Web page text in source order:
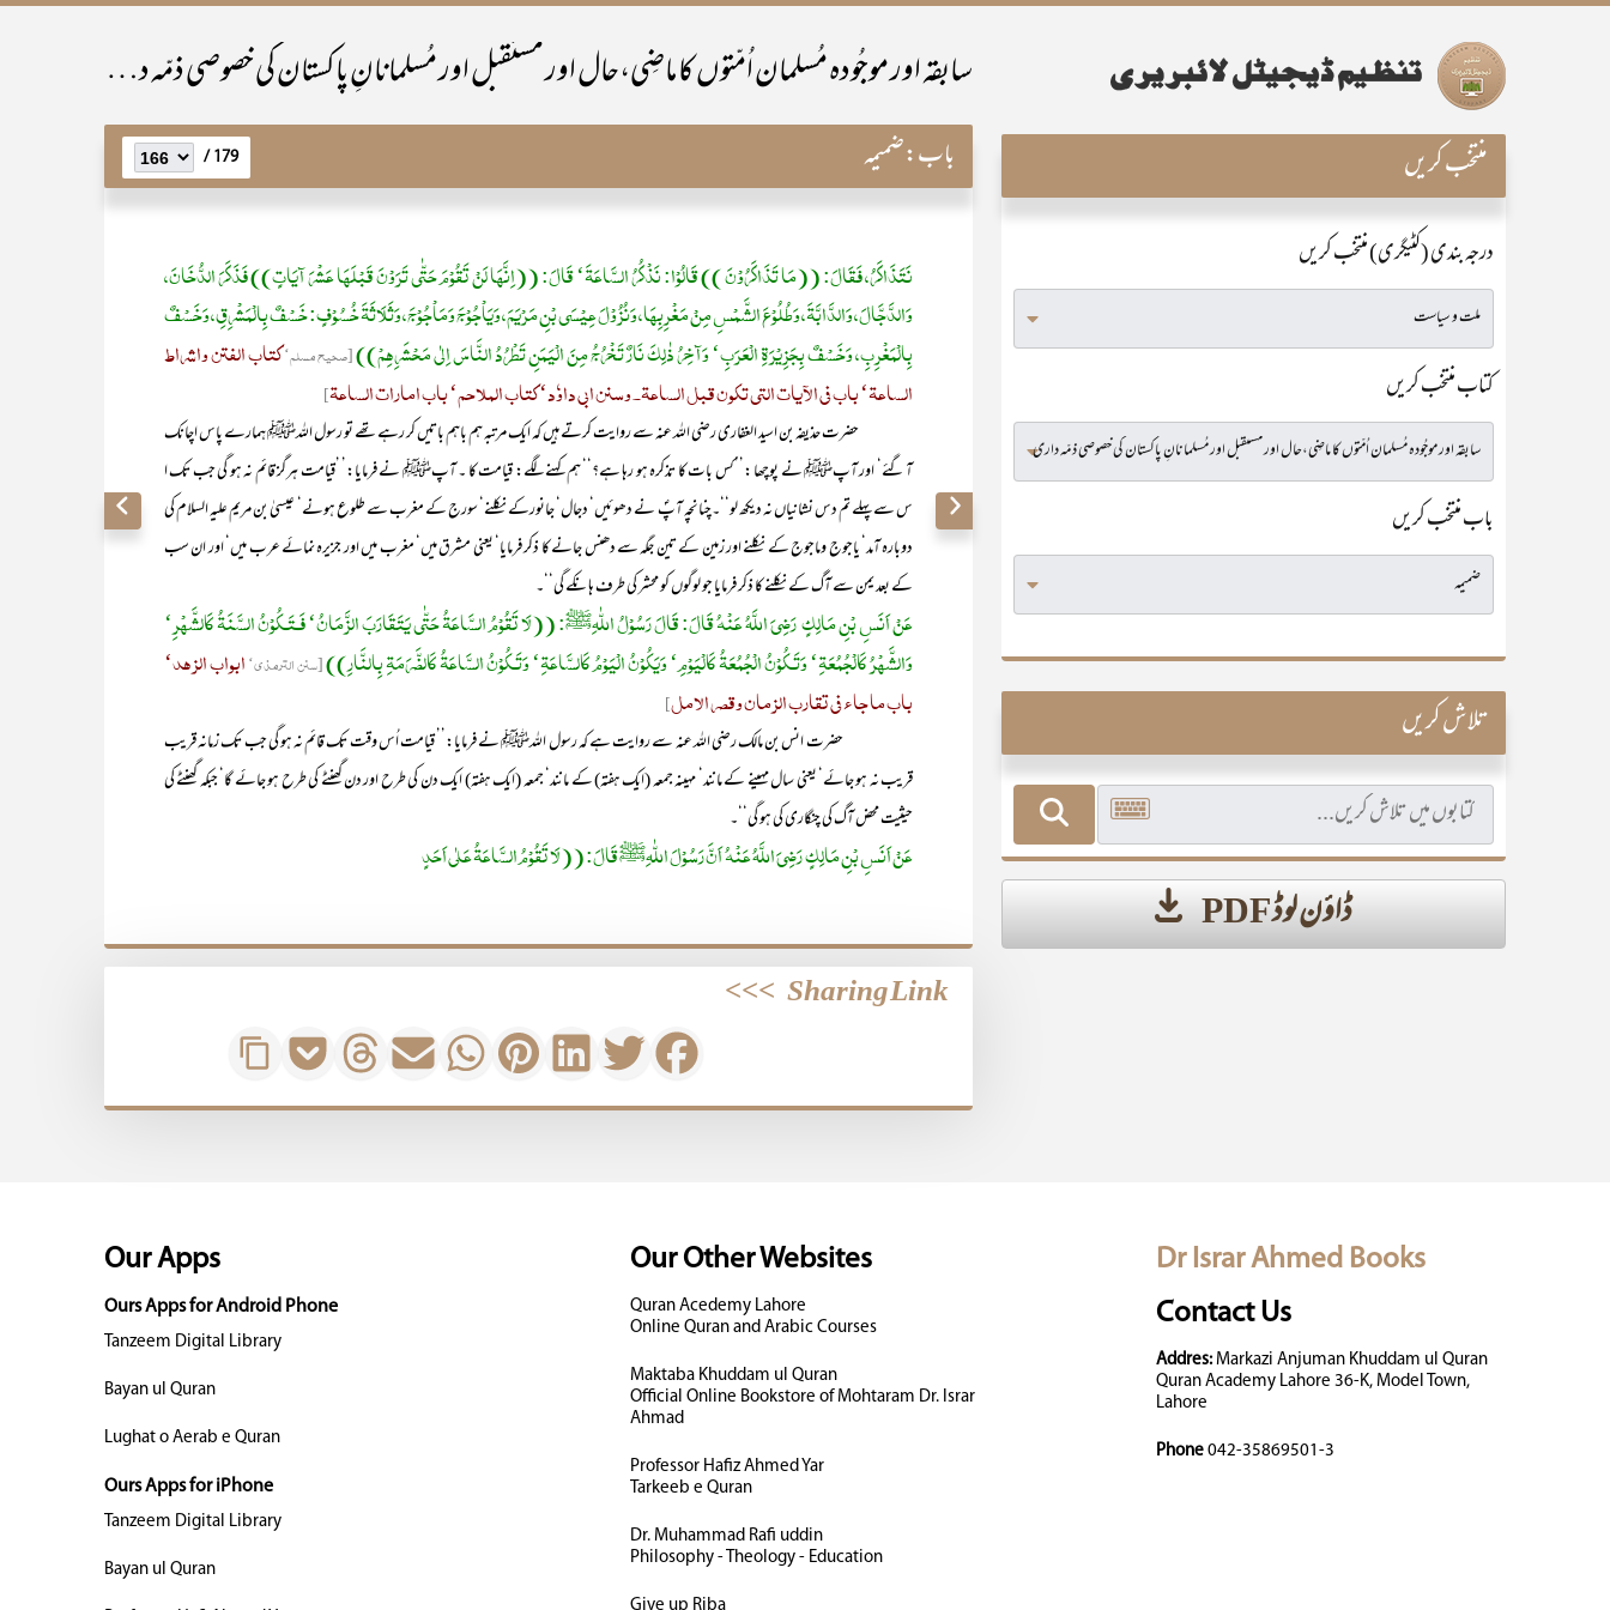
سابقہ اور موجُودہ مُسلمان اُمّتوں کا ماضِی،حال اور مستقبل اور مُسلمانانِ پاکستان کی خصوصی ذمّہ داری
باب:ضمیمہ 179 /
نَتَذَاکَرُ، فَقَالَ: ((مَا تَذَاکَرُوْنَ )) قَالُوْا: نَذْکُرُ السَّاعَۃَ‘ قَالَ: ((اِنَّھَا لَنْ تَقُوْمَ حَتّٰی تَرَوْنَ قَبْلَھَا عَشْرَ آیَاتٍ)) فَذَکَرَ الدُّخَانَ،
وَالدَّجَّالَ، وَالدَّابَّۃَ، وَطُلُوْعَ الشَّمْسِ مِنْ مَغْرِبِھَا، وَنُزُوْلَ عِیْسَی بْنِ مَرْیَمَ، وَیَاْجُوْجَ وَمَاْجُوْجَ، وَثَلَاثَۃَ خُسُوْفٍ: خَسْفٌ بِالْمَشْرِقِ، وَخَسْفٌ
بِالْمَغْرِبِ، وَخَسْفٌ بِجَزِیْرَۃِ الْعَرَبِ‘ وَآخِرُ ذٰلِکَ نَارٌ تَخْرُجُ مِنَ الْیَمَنِ تَطْرُدُ النَّاسَ اِلٰی مَحْشَرِھِمْ))[صحیح مسلم‘کتاب الفتن واشراط
الساعۃ‘ باب فی الآیات التی تکون قبل الساعۃ۔ وسنن ابی داوٗد‘ کتاب الملاحم‘ باب امارات الساعۃ]
حضرت حذیفہ بن اسید الغفاری رضی اللہ عنہ سے روایت کرتے ہیں کہ ایک مرتبہ ہم باہم باتیں کر رہے تھے تو رسول اللہﷺ ہمارے پاس اچانک
آ گئے‘ اور آپﷺ نے پوچھا :’’کس بات کا تذکرہ ہو رہا ہے؟‘‘ ہم کہنے لگے: قیامت کا ۔ آپﷺ نے فرمایا:’ ’قیامت ہرگز قائم نہ ہو گی جب تک ا
س سے پہلے تم دس نشانیاں نہ دیکھ لو‘‘۔چنانچہ آپؐ نے دھوئیں‘ دجال‘ جانورکے نکلنے‘ سورج کے مغرب سے طلوع ہونے‘ عیسیٰ بن مریم علیہ السلام کی
دوبارہ آمد‘ یاجوج وماجوج کے نکلنے اور زمین کے تین جگہ سے دھنس جانے کا ذکر فرمایا‘ یعنی مشرق میں‘ مغرب میں اور جزیرہ نمائے عرب میں‘ اور ان سب
کے بعد یمن سے آگ کے نکلنے کا ذکر فرمایا جو لوگوں کو محشر کی طرف ہانکے گی‘‘۔
عَنْ اَنَسِ بْنِ مَالِکٍ رَضِيَ اللَّهُ عَنْهُ قَالَ: قَالَ رَسُوْلُ اللّٰہِﷺ: ((لَا تَقُوْمُ السَّاعَۃُ حَتّٰی یَتَقَارَبَ الزَّمَانُ‘ فَـتَـکُوْنُ السَّنَۃُ کَالشَّھْرِ‘
وَالشَّھْرُ کَالْجُمُعَۃِ‘ وَتَـکُوْنُ الْجُمُعَۃُ کَالْیَوْمِ‘ وَیَکُوْنُ الْیَوْمُ کَالسَّاعَۃِ‘ وَتَـکُوْنُ السَّاعَۃُ کَالضَّرَمَۃِ بِالنَّارِ))[سنن الترمذی‘ابواب الزھد‘
باب ما جاء فی تقارب الزمان وقصر الامل]
حضرت انس بن مالک رضی اللہ عنہ سے روایت ہے کہ رسول اللہﷺ نے فرمایا:’’ قیامت اُس وقت تک قائم نہ ہو گی جب تک زمانہ قریب
قریب نہ ہو جائے‘ یعنی سال مہینے کے مانند‘ مہینہ جمعہ (ایک ہفتہ) کے مانند‘ جمعہ (ایک ہفتہ) ایک دن کی طرح اور دن گھنٹے کی طرح ہو جائے گا‘ جبکہ گھنٹے کی
حیثیت محض آگ کی چنگاری کی ہو گی‘‘۔
عَنْ اَنَسِ بْنِ مَالِکٍ رَضِيَ اللَّهُ عَنْهُ اَنَّ رَسُوْلَ اللّٰہِﷺ قَالَ: ((لَا تَقُوْمُ السَّاعَۃُ عَلٰی اَحَدٍ
Sharing Link
>>>
منتخب کریں
درجہ بندی (کٹیگری) منتخب کریں
کتاب منتخب کریں
باب منتخب کریں
تلاش کریں
ڈاؤن لوڈ PDF
Dr Israr Ahmed Books
Contact Us
Addres:Markazi Anjuman Khuddam ul Quran
Quran Academy Lahore 36-K, Model Town,
Lahore
Phone 042-35869501-3
Our Other Websites
Quran Acedemy Lahore
Online Quran and Arabic Courses
Maktaba Khuddam ul Quran
Official Online Bookstore of Mohtaram Dr. Israr
Ahmad
Professor Hafiz Ahmed Yar
Tarkeeb e Quran
Dr. Muhammad Rafi uddin
Philosophy - Theology - Education
Give up Riba
Our Apps
Ours Apps for Android Phone
Tanzeem Digital Library
Bayan ul Quran
Lughat o Aerab e Quran
Ours Apps for iPhone
Tanzeem Digital Library
Bayan ul Quran